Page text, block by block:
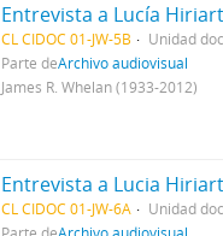
Entrevista a Lucía
CL CIDOC 01-JW-5B Unidad
Parte deArchivo audiovisual
James R. Whelan (1933-2012)
Entrevista a Lucia
CL CIDOC 01-JW-6A Unidad